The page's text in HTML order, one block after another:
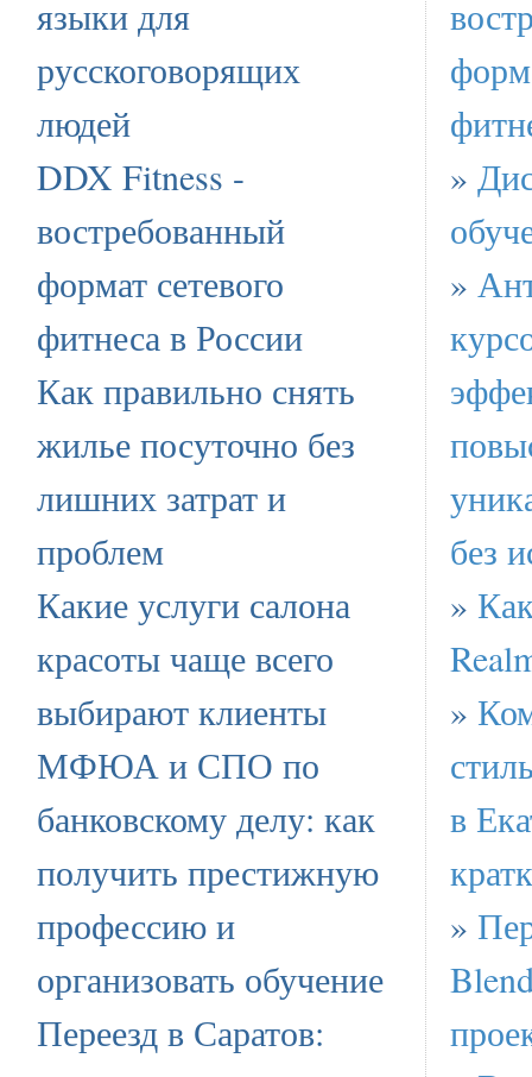
языки для
русскоговорящих
людей
DDX Fitness -
востребованный
формат сетевого
фитнеса в России
Как правильно снять
жилье посуточно без
лишних затрат и
проблем
Какие услуги салона
красоты чаще всего
выбирают клиенты
МФЮА и СПО по
банковскому делу: как
получить престижную
профессию и
организовать обучение
Переезд в Саратов:
»
»
без
»
»
в
»